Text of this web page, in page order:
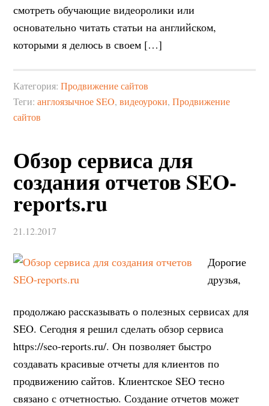
смотреть обучающие видеоролики или
основательно читать статьи на английском,
которыми я делюсь в своем […]
Категория:Продвижение сайтов
Теги:англоязычное SEO,видеоуроки,Продвижение
сайтов
Обзор сервиса для
создания отчетов SEO-
reports.ru
21.12.2017
Дорогие
друзья,
продолжаю рассказывать о полезных сервисах для
SEO. Сегодня я решил сделать обзор сервиса
https://seo-reports.ru/. Он позволяет быстро
создавать красивые отчеты для клиентов по
продвижению сайтов. Клиентское SEO тесно
связано с отчетностью. Создание отчетов может